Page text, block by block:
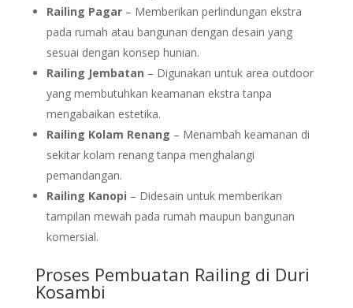
Railing Pagar– Memberikan perlindungan ekstra
pada rumah atau bangunan dengan desain yang
sesuai dengan konsep hunian.
Railing Jembatan – Digunakan untuk area outdoor
yang membutuhkan keamanan ekstra tanpa
mengabaikan estetika.
Railing Kolam Renang – Menambah keamanan di
sekitar kolam renang tanpa menghalangi
pemandangan.
Railing Kanopi – Didesain untuk memberikan
tampilan mewah pada rumah maupun bangunan
komersial.
Proses Pembuatan Railing di Duri
Kosambi